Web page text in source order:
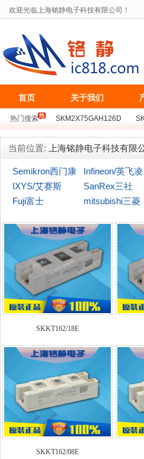
欢迎光临上海铭静电子科技有限公司！
首页 关于我们
热门搜索 SKM2X75GAH126D
当前位置: 上海铭静电子科技有限
Semikron西门康 Infineon/英飞凌
IXYS/艾赛斯 SanRex三社
Fuji富士
mitsubishi三菱
SKKT162/18E
SKKT162/08E